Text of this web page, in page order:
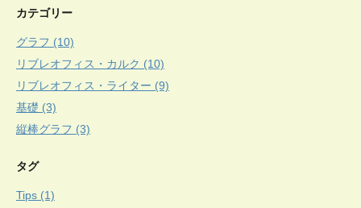
カテゴリー
グラフ (10)
リブレオフィス・カルク (10)
リブレオフィス・ライター (9)
基礎 (3)
縦棒グラフ (3)
タグ
Tips (1)